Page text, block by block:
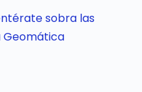
sobra las
Geomática